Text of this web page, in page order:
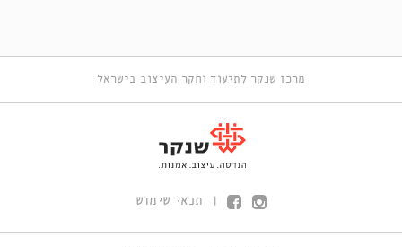
מרכז שנקר לתיעוד וחקר העיצוב בישראל
תנאי שימוש